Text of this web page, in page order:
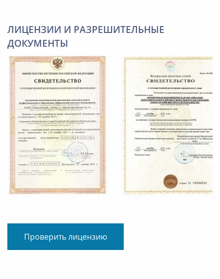
ЛИЦЕНЗИИ И РАЗРЕШИТЕЛЬНЫЕ
ДОКУМЕНТЫ
Проверить лицензию